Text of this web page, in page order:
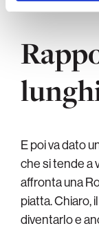
E poi va dato
che si tende a
affronta una
piatta. Chiaro,
diventarlo e